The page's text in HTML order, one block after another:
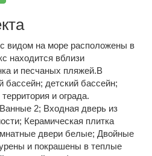
видом на море расположены в
находится вблизи
и песчаных пляжей.В
детский бассейн;
и ограда.
2; Входная дверь из
Керамическая плитка
двери белые; Двойные
и покрашены в теплые